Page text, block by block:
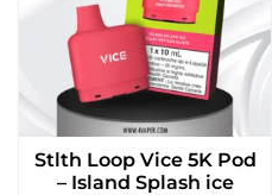
Stlth Loop Vice 5K Pod
– Island Splash ice